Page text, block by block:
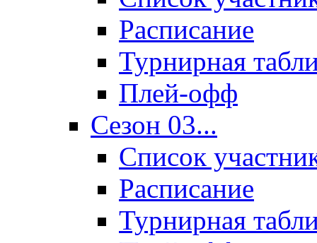
Расписание
Турнирная
Плей-офф
Сезон 03...
Список
Расписание
Турнирная